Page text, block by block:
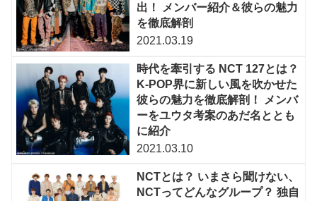
出！ メンバー紹介＆彼らの魅力
を徹底解剖
2021.03.19
時代を牽引する NCT 127とは？
K-POP界に新しい風を吹かせた
彼らの魅力を徹底解剖！ メンバ
ーをユウタ考案のあだ名ととも
に紹介
2021.03.10
NCTとは？ いまさら聞けない、
NCTってどんなグループ？ 独自